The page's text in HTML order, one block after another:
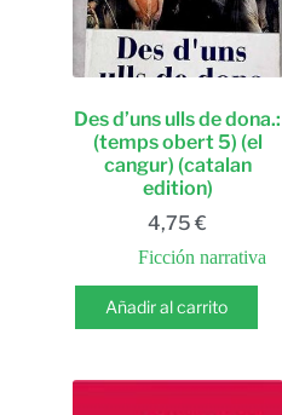
Des d’uns ulls de dona.:
(temps obert 5) (el
cangur) (catalan
edition)
4,75€
Ficción narrativa
Añadir al carrito